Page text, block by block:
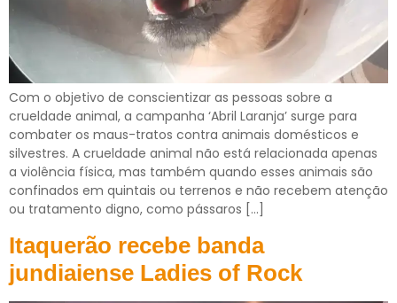
Com o objetivo de conscientizar as pessoas sobre a
crueldade animal, a campanha ‘Abril Laranja’ surge para
combater os maus-tratos contra animais domésticos e
silvestres. A crueldade animal não está relacionada apenas
a violência física, mas também quando esses animais são
confinados em quintais ou terrenos e não recebem atenção
ou tratamento digno, como pássaros […]
Itaquerão recebe banda
jundiaiense Ladies of Rock